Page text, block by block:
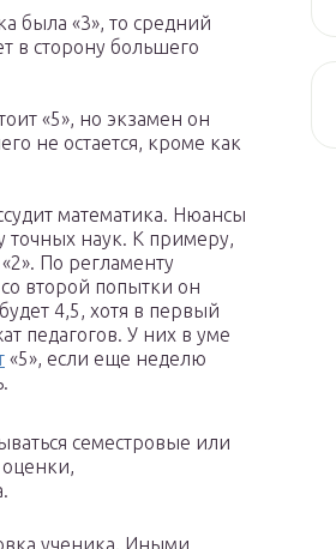
была «3», то средний
в сторону большего
«5», но экзамен он
не остается, кроме как
математика. Нюансы
точных наук. К примеру,
По регламенту
второй попытки он
4,5, хотя в первый
педагогов. У них в уме
«5», если еще неделю
семестровые или
ученика. Иными